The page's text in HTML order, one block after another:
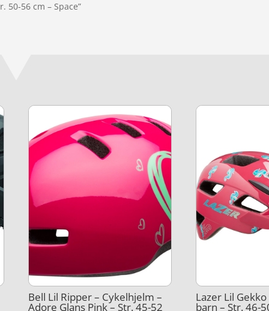
50-56 cm – Space”
Bell Lil Ripper – Cykelhjelm –
Adore Glans Pink – Str. 45-52
Lazer Lil
barn – Str. 46-